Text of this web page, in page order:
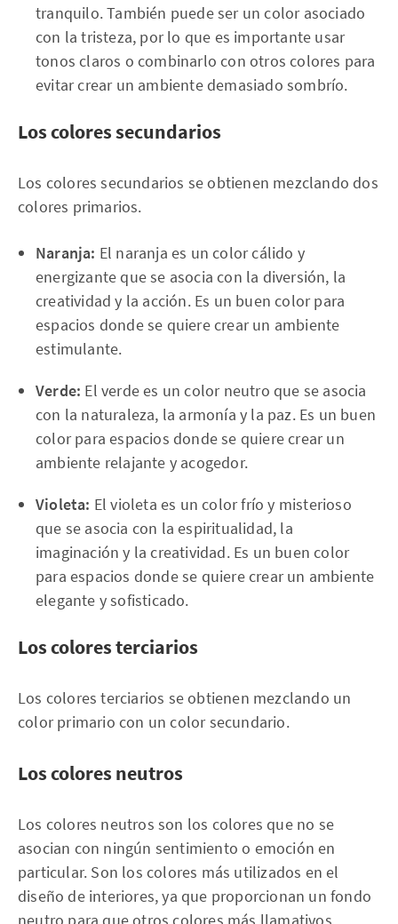
tranquilo. También puede ser un color asociado
con la tristeza, por lo que es importante usar
tonos claros o combinarlo con otros colores para
evitar crear un ambiente demasiado sombrío.
Los colores secundarios
Los colores secundarios se obtienen mezclando dos
colores primarios.
Naranja: El naranja es un color cálido y
energizante que se asocia con la diversión, la
creatividad y la acción. Es un buen color para
espacios donde se quiere crear un ambiente
estimulante.
Verde: El verde es un color neutro que se asocia
con la naturaleza, la armonía y la paz. Es un buen
color para espacios donde se quiere crear un
ambiente relajante y acogedor.
Violeta: El violeta es un color frío y misterioso
que se asocia con la espiritualidad, la
imaginación y la creatividad. Es un buen color
para espacios donde se quiere crear un ambiente
elegante y sofisticado.
Los colores terciarios
Los colores terciarios se obtienen mezclando un
color primario con un color secundario.
Los colores neutros
Los colores neutros son los colores que no se
asocian con ningún sentimiento o emoción en
particular. Son los colores más utilizados en el
diseño de interiores, ya que proporcionan un fondo